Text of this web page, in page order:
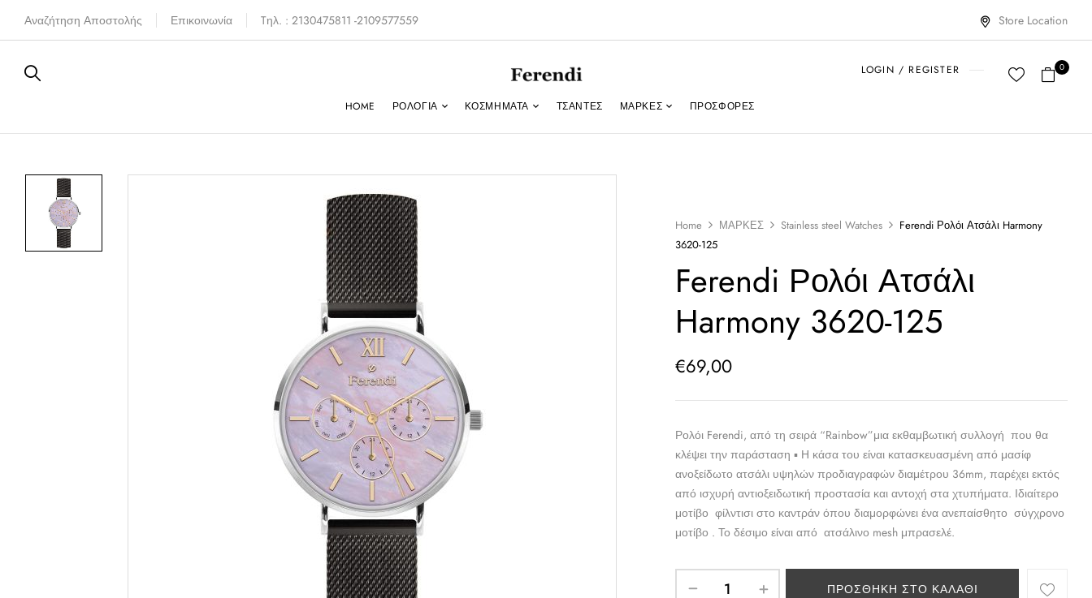
Αναζήτηση Αποστολής Επικοινωνία Tηλ. : 2130475811 -2109577559 Store Location
LOGIN / REGISTER 0
HOME ΡΟΛΌΓΙΑ ΚΟΣΜΉΜΑΤΑ ΤΣΑΝΤΕΣ ΜΑΡΚΕΣ ΠΡΟΣΦΟΡΈΣ
Home ΜΑΡΚΕΣ Stainless steel Watches
Ferendi Ρολόι Ατσάλι Harmony
3620-125
Ferendi Ρολόι Ατσάλι
Harmony 3620-125
€69,00
Ρολόι Ferendi, από τη σειρά “Rainbow”μια εκθαμβωτική συλλογή που θα
κλέψει την παράσταση ▪ Η κάσα του είναι κατασκευασμένη από μασίφ
ανοξείδωτο ατσάλι υψηλών προδιαγραφών διαμέτρου 36mm, παρέχει εκτός
από ισχυρή αντιοξειδωτική προστασία και αντοχή στα χτυπήματα. Ιδιαίτερο
μοτίβο φίλντισι στο καντράν όπου διαμορφώνει ένα ανεπαίσθητο σύγχρονο
μοτίβο . Το δέσιμο είναι από ατσάλινο mesh μπρασελέ.
ΠΡΟΣΘΉΚΗ ΣΤΟ ΚΑΛΆΘΙ